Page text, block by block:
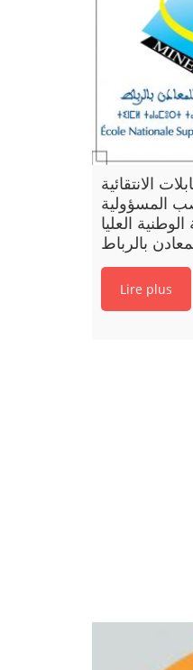
الانتقائية
المسؤولية
العليا
بالرباط
Lire plus